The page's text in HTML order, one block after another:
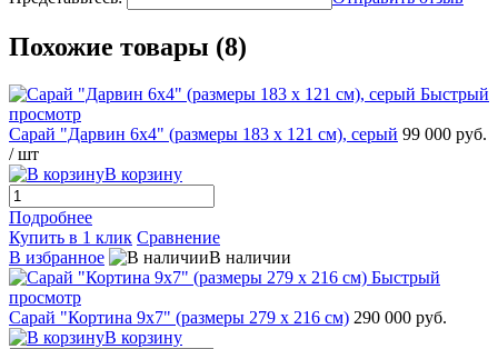
Похожие товары (8)
Быстрый
просмотр
Сарай "Дарвин 6х4" (размеры 183 х 121 см), серый 99 000 руб.
/ шт
В корзину
Подробнее
Купить в 1 клик Сравнение
В избранное
В наличии
Быстрый
просмотр
Сарай "Кортина 9х7" (размеры 279 х 216 см) 290 000 руб.
В корзину